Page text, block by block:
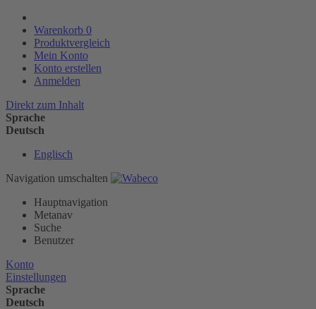
Warenkorb 0
Produktvergleich
Mein Konto
Konto erstellen
Anmelden
Direkt zum Inhalt
Sprache
Deutsch
Englisch
Navigation umschalten
Hauptnavigation
Metanav
Suche
Benutzer
Konto
Einstellungen
Sprache
Deutsch